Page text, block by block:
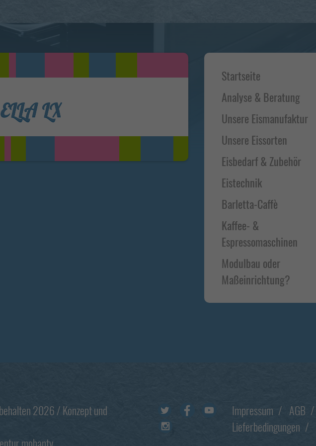
LX
Haupt-
Sidebar
Startseite
Analyse & Beratung
Unsere Eismanufaktur
Unsere Eissorten
Eisbedarf & Zubehör
Eistechnik
Barletta-Caffè
Kaffee- &
Espressomaschinen
Modulbau oder
Maßeinrichtung?
Footer Impressum
AGB
Lieferbedingungen
2026 / Konzept und
Essenziell (1)
einwandfreie Funktion der Website erforderlich.
Statistiken (1)
helfen uns zu verstehen, wie unsere Besucher unsere Website nutzen.